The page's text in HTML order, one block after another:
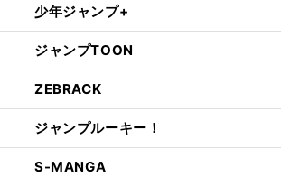
少年ジャンプ+
ジャンプTOON
ZEBRACK
ジャンプルーキー！
S-MANGA